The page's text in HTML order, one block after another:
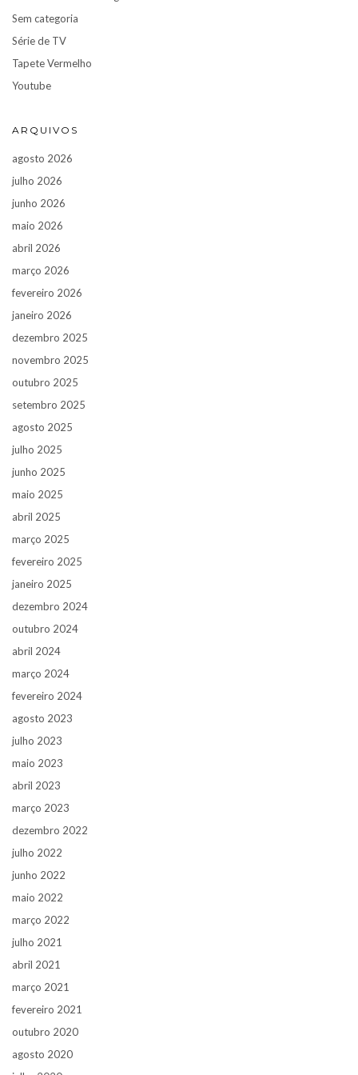
Sem categoria
Série de TV
Tapete Vermelho
Youtube
ARQUIVOS
agosto 2026
julho 2026
junho 2026
maio 2026
abril 2026
março 2026
fevereiro 2026
janeiro 2026
dezembro 2025
novembro 2025
outubro 2025
setembro 2025
agosto 2025
julho 2025
junho 2025
maio 2025
abril 2025
março 2025
fevereiro 2025
janeiro 2025
dezembro 2024
outubro 2024
abril 2024
março 2024
fevereiro 2024
agosto 2023
julho 2023
maio 2023
abril 2023
março 2023
dezembro 2022
julho 2022
junho 2022
maio 2022
março 2022
julho 2021
abril 2021
março 2021
fevereiro 2021
outubro 2020
agosto 2020